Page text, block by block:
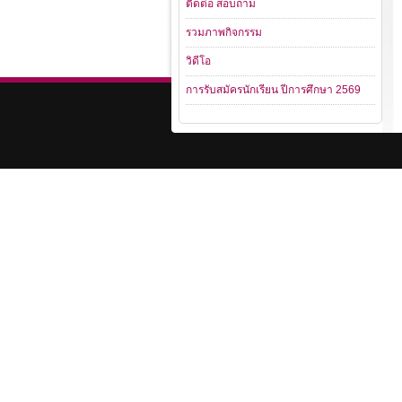
ติดต่อ สอบถาม
รวมภาพกิจกรรม
วิดีโอ
การรับสมัครนักเรียน ปีการศึกษา 2569